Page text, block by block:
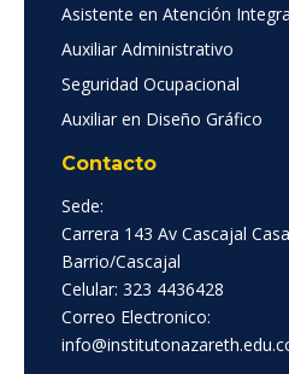
Asistente en Atención
Auxiliar Administrativo
Seguridad Ocupacional
Auxiliar en Diseño Gráfico
Contacto
Sede:
Carrera 143 Av Cascajal
Barrio/Cascajal
Celular: 323 4436428
Correo Electronico: